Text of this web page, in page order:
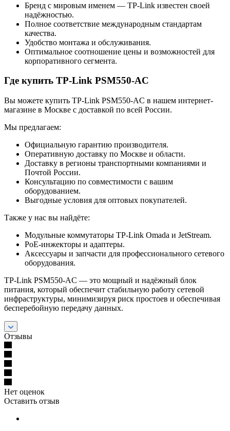
Бренд с мировым именем — TP-Link известен своей
надёжностью.
Полное соответствие международным стандартам
качества.
Удобство монтажа и обслуживания.
Оптимальное соотношение цены и возможностей для
корпоративного сегмента.
Где купить TP-Link PSM550-AC
Вы можете купить TP-Link PSM550-AC в нашем интернет-
магазине в Москве с доставкой по всей России.
Мы предлагаем:
Официальную гарантию производителя.
Оперативную доставку по Москве и области.
Доставку в регионы транспортными компаниями и
Почтой России.
Консультацию по совместимости с вашим
оборудованием.
Выгодные условия для оптовых покупателей.
Также у нас вы найдёте:
Модульные коммутаторы TP-Link Omada и JetStream.
PoE-инжекторы и адаптеры.
Аксессуары и запчасти для профессионального сетевого
оборудования.
TP-Link PSM550-AC — это мощный и надёжный блок
питания, который обеспечит стабильную работу сетевой
инфраструктуры, минимизируя риск простоев и обеспечивая
бесперебойную передачу данных.
Отзывы
Нет оценок
Оставить отзыв